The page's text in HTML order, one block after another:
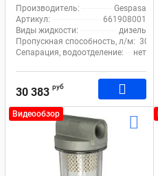
Производитель:
Gespasa
Артикул:
661908001
Виды жидкости:
дизель
Пропускная способность, л/м: 300
Сепарация, водоотделение:
нет
30 383 руб
Видеообзор